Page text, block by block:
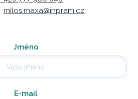
milos.maxa@inpram.cz
Jméno
E-mail